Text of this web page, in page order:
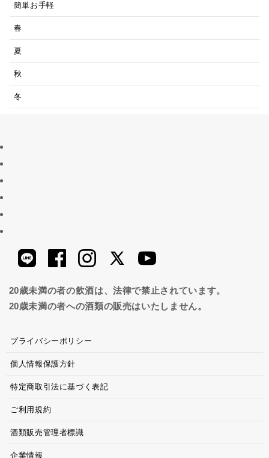
簡単お手軽
春
夏
秋
冬
20歳未満の者の飲酒は、法律で禁止されています。
20歳未満の者への酒類の販売はいたしません。
プライバシーポリシー
個人情報保護方針
特定商取引法に基づく表記
ご利用規約
酒類販売管理者標識
企業情報